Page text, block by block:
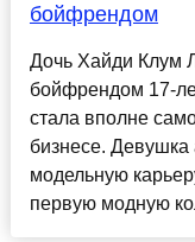
бойфрендом
Дочь Хайди Клум
бойфрендом 17-
стала вполне
бизнесе. Девушка
модельную
первую модную